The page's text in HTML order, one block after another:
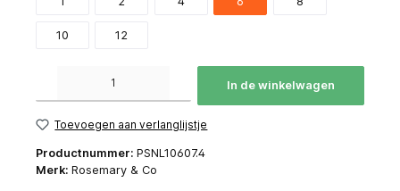
10 12
In de winkelwagen
Toevoegen aan verlanglijstje
Productnummer: PSNL10607.4
Merk: Rosemary & Co